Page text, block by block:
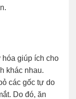
hóa giúp ích cho
khác nhau.
các gốc tự do
Do đó, ăn